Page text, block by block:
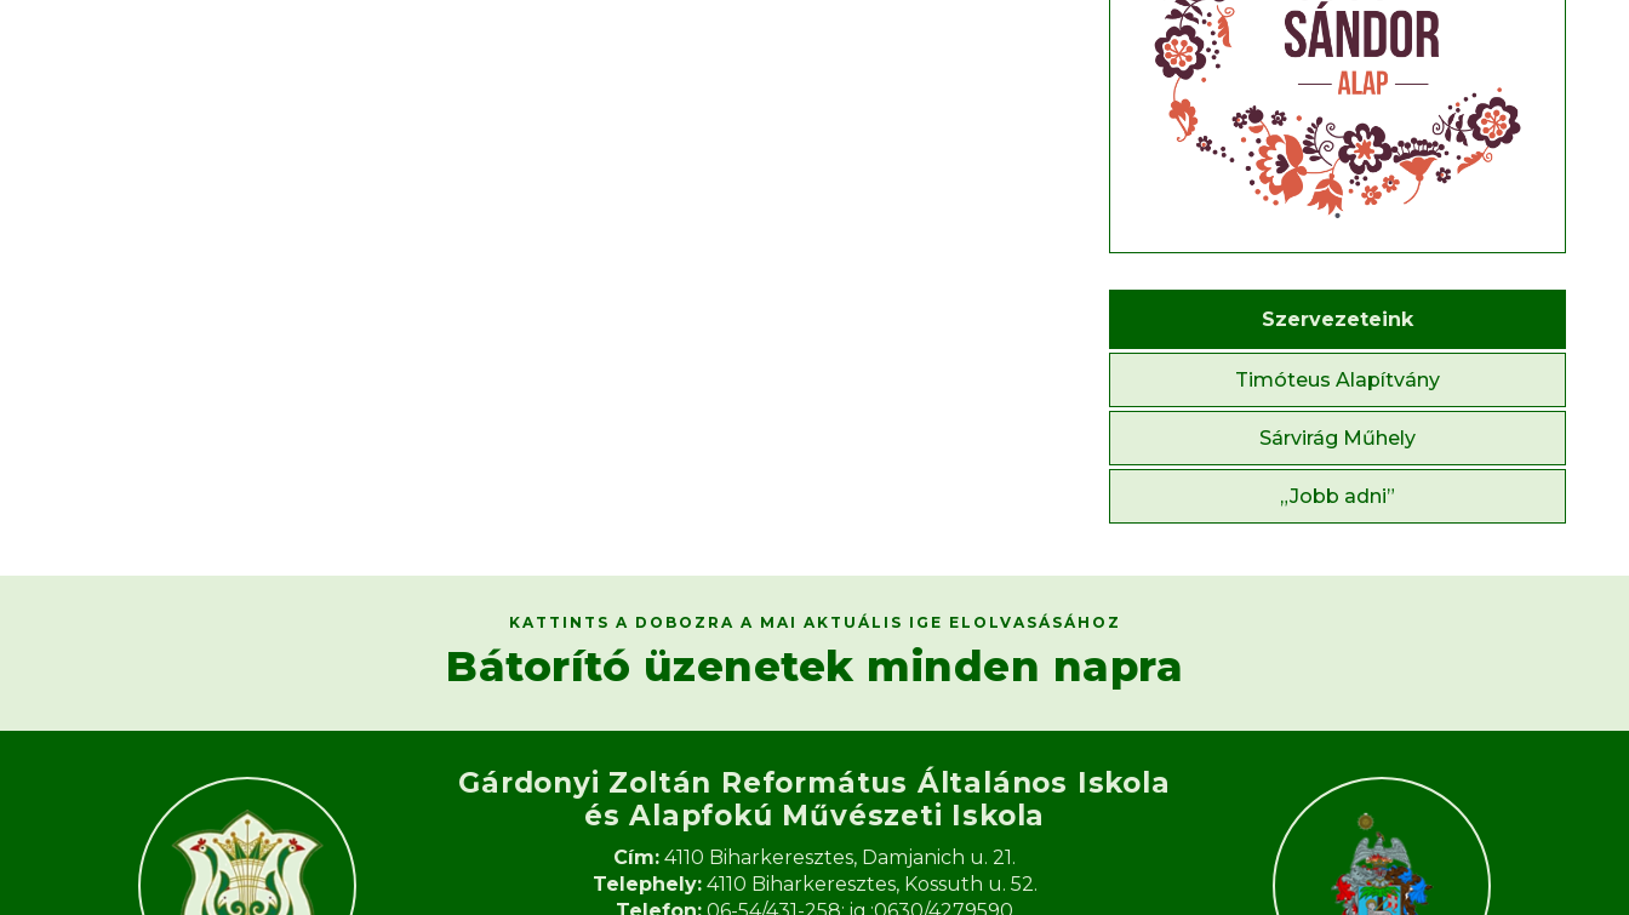
Szervezeteink
Timóteus Alapítvány
Sárvirág Műhely
„Jobb adni”
KATTINTS A DOBOZRA A MAI AKTUÁLIS IGE ELOLVASÁSÁHOZ
Bátorító üzenetek minden napra
Gárdonyi Zoltán Református Általános Iskola
és Alapfokú Művészeti Iskola​
Cím: 4110 Biharkeresztes, Damjanich u. 21.
Telephely:4110 Biharkeresztes, Kossuth u. 52.
Telefon: 06-54/431-258; ig.:0630/4279590